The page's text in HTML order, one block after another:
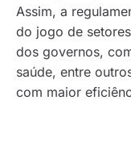
Assim, a
do jogo de
dos governos,
saúde, entre
com maior